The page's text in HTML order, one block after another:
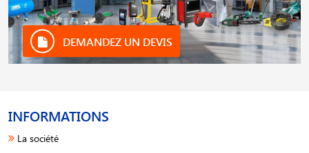
DEMANDEZ UN DEVIS
INFORMATIONS
La société